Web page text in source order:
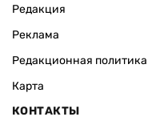
Редакция
Реклама
Редакционная политика
Карта
КОНТАКТЫ